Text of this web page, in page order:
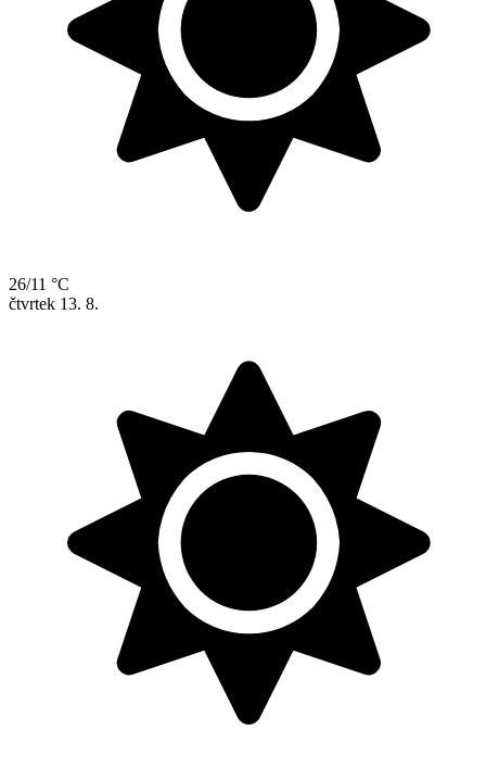
26/11 °C
čtvrtek 13. 8.